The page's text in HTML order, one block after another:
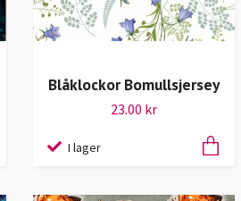
Blåklockor Bomullsjersey
23.00 kr
I lager